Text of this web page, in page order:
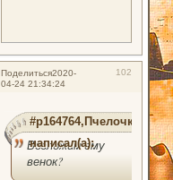
Поделиться 102
2020-
04-24 21:34:24
#p164764,Пчелочка
написал(а):
Возложим ему
венок?